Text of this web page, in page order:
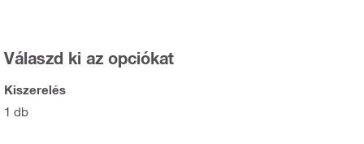
Válaszd ki az opciókat
Kiszerelés
1 db